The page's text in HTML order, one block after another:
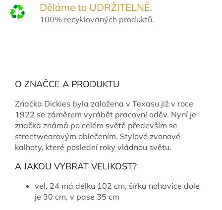
Děláme to UDRŽITELNĚ.
100% recyklovaných produktů.
O ZNAČCE A PRODUKTU
Značka Dickies byla založena v Texasu již v roce
1922 se záměrem vyrábět pracovní oděv. Nyní je
značka známá po celém světě především se
streetwearovým oblečením. Stylové zvonové
kalhoty, které poslední roky vládnou světu.
A JAKOU VYBRAT VELIKOST?
vel. 24 má délku 102 cm, šířka nohavice dole
je 30 cm, v pase 35 cm